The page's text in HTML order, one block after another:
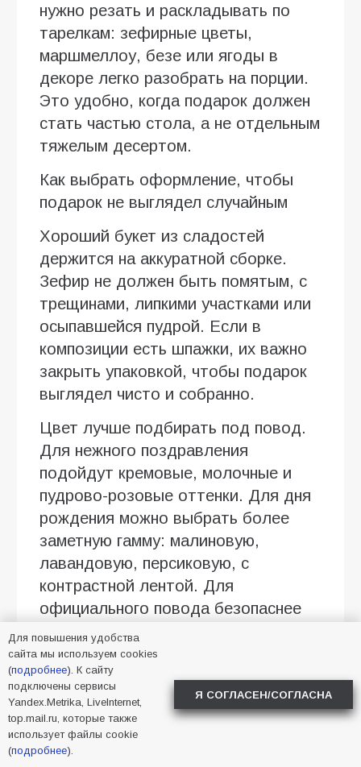
нужно резать и раскладывать по
тарелкам: зефирные цветы,
маршмеллоу, безе или ягоды в
декоре легко разобрать на порции.
Это удобно, когда подарок должен
стать частью стола, а не отдельным
тяжелым десертом.
Как выбрать оформление, чтобы
подарок не выглядел случайным
Хороший букет из сладостей
держится на аккуратной сборке.
Зефир не должен быть помятым, с
трещинами, липкими участками или
осыпавшейся пудрой. Если в
композиции есть шпажки, их важно
закрыть упаковкой, чтобы подарок
выглядел чисто и собранно.
Цвет лучше подбирать под повод.
Для нежного поздравления
подойдут кремовые, молочные и
пудрово-розовые оттенки. Для дня
рождения можно выбрать более
заметную гамму: малиновую,
лавандовую, персиковую, с
контрастной лентой. Для
официального повода безопаснее
спокойная палитра без яркой
бумаги.
Перед онлайн-заказом полезно
смотреть описание состава и
реальные фото. Если подарок
нужен к конкретному времени, лучше
Для повышения удобства
сайта мы используем cookies
(подробнее). К сайту
подключены сервисы
Yandex.Metrika, LiveInternet,
top.mail.ru, которые также
использует файлы cookie
(подробнее).
Я СОГЛАСЕН/СОГЛАСНА